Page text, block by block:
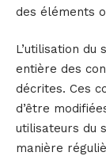
des éléments
L’utilisation
entière des
décrites. Ces
d’être
utilisateurs du
manière